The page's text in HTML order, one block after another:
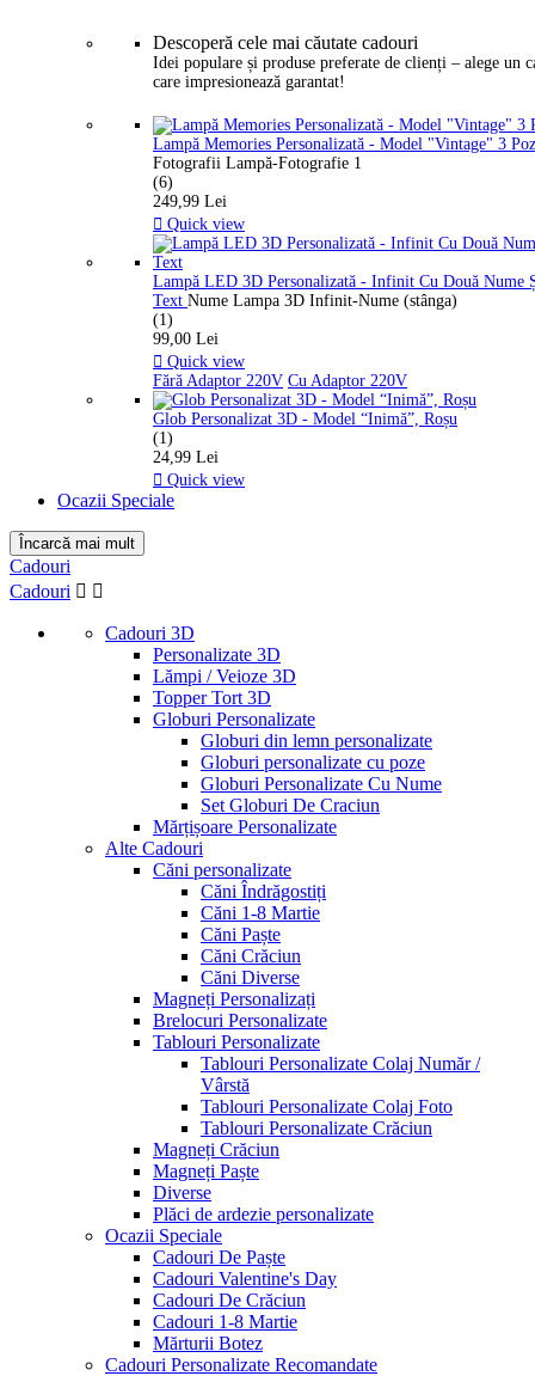
Descoperă cele mai căutate cadouri
Idei populare și produse preferate de clienți – alege un
care impresionează garantat!
Lampă Memories Personalizată - Model "Vintage" 3
Fotografii Lampă-Fotografie 1
(6)
249,99 Lei
 Quick view
Lampă LED 3D Personalizată - Infinit Cu Două Nume
Text Nume Lampa 3D Infinit-Nume (stânga)
(1)
99,00 Lei
 Quick view
Fără Adaptor 220V Cu Adaptor 220V
Glob Personalizat 3D - Model “Inimă”, Roșu
(1)
24,99 Lei
 Quick view
Ocazii Speciale
Ștergeți filtrele
Preț
Lei
Vizualizați produsele a19
Încarcă mai mult
Cadouri
Cadouri  
Cadouri 3D
Personalizate 3D
Lămpi / Veioze 3D
Topper Tort 3D
Globuri Personalizate
Globuri din lemn personalizate
Globuri personalizate cu poze
Globuri Personalizate Cu Nume
Set Globuri De Craciun
Mărțișoare Personalizate
Alte Cadouri
Căni personalizate
Căni Îndrăgostiți
Căni 1-8 Martie
Căni Paște
Căni Crăciun
Căni Diverse
Magneți Personalizați
Brelocuri Personalizate
Tablouri Personalizate
Tablouri Personalizate Colaj Număr /
Vârstă
Tablouri Personalizate Colaj Foto
Tablouri Personalizate Crăciun
Magneți Crăciun
Magneți Paște
Diverse
Plăci de ardezie personalizate
Ocazii Speciale
Cadouri De Paște
Cadouri Valentine's Day
Cadouri De Crăciun
Cadouri 1-8 Martie
Mărturii Botez
Cadouri Personalizate Recomandate